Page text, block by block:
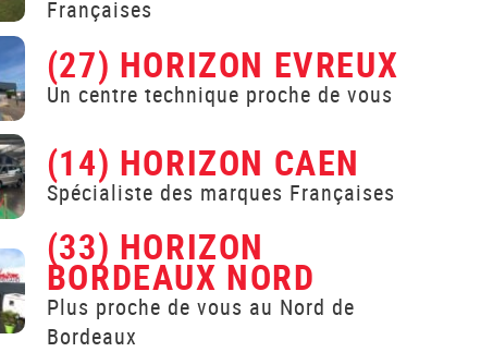
Françaises
(27) HORIZON EVREUX
Un centre technique proche de vous
(14) HORIZON CAEN
Spécialiste des marques Françaises
(33) HORIZON
BORDEAUX NORD
Plus proche de vous au Nord de
Bordeaux